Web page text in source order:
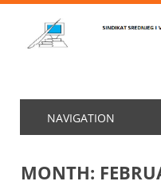
MONTH: